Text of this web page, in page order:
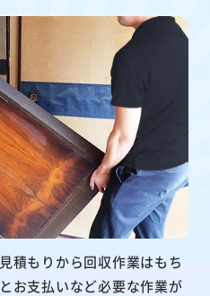
積もりから回収作業はもち
お支払いなど必要な作業が